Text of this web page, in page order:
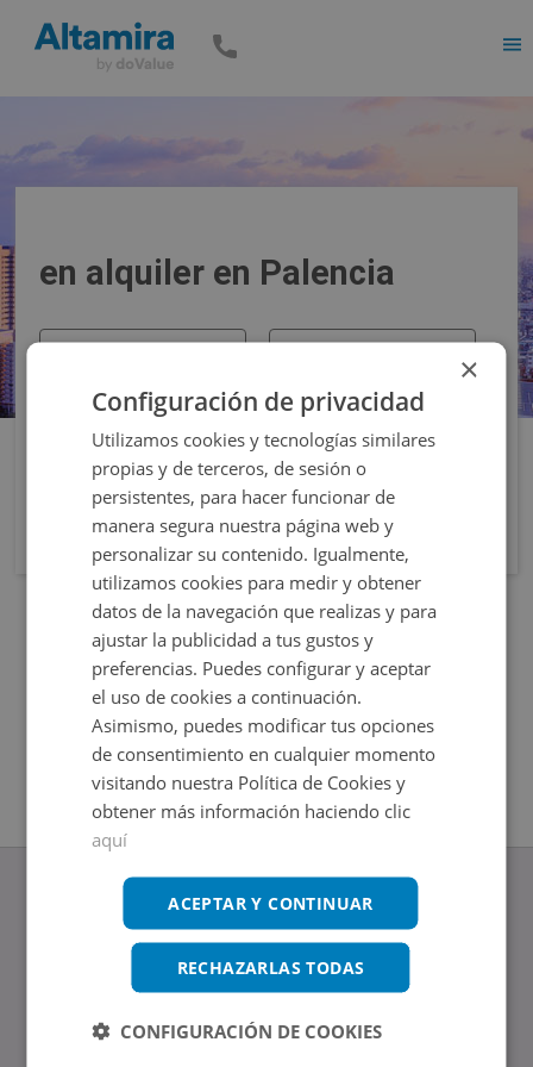
en alquiler en Palencia
www.altamirainmuebles.com
Edificio Skylight
Tel.: 914 842 874
×
Configuración de privacidad
Utilizamos cookies y tecnologías similares
propias y de terceros, de sesión o
persistentes, para hacer funcionar de
manera segura nuestra página web y
personalizar su contenido. Igualmente,
utilizamos cookies para medir y obtener
datos de la navegación que realizas y para
ajustar la publicidad a tus gustos y
preferencias. Puedes configurar y aceptar
el uso de cookies a continuación.
Asimismo, puedes modificar tus opciones
de consentimiento en cualquier momento
visitando nuestra Política de Cookies y
obtener más información haciendo clic
aquí
ACEPTAR Y CONTINUAR
RECHAZARLAS TODAS
CONFIGURACIÓN DE COOKIES